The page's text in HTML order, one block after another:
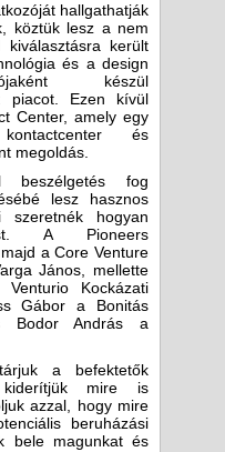
hallgathatják
köztük lesz a nem
került
és a design
készül
piacot. Ezen kívül
Center, amely egy
és
megoldás.
beszélgetés fog
lesz hasznos
hogyan
A Pioneers
a Core Venture
János, mellette
Kockázati
Gábor a Bonitás
Bodor András a
a befektetők
kiderítjük mire is
azzal, hogy mire
beruházási
bele magunkat és